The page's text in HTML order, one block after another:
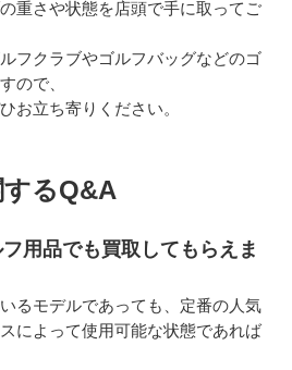
重さや状態を店頭で手に取ってご
フクラブやゴルフバッグなどのゴ
ので、
お立ち寄りください。
るQ&A
用品でも買取してもらえま
るモデルであっても、定番の人気
によって使用可能な状態であれば